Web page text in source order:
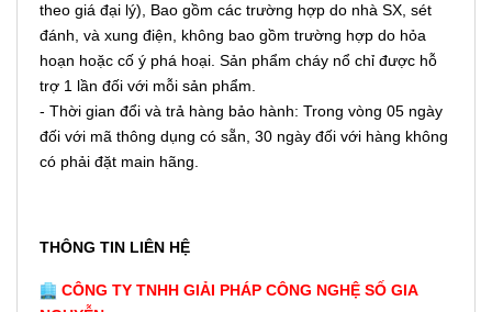
theo giá đại lý), Bao gồm các trường hợp do nhà SX, sét
đánh, và xung điện, không bao gồm trường hợp do hỏa
hoạn hoặc cố ý phá hoại. Sản phẩm cháy nổ chỉ được hỗ
trợ 1 lần đối với mỗi sản phẩm.
- Thời gian đổi và trả hàng bảo hành: Trong vòng 05 ngày
đối với mã thông dụng có sẵn, 30 ngày đối với hàng không
có phải đặt main hãng.
THÔNG TIN LIÊN HỆ
CÔNG TY TNHH GIẢI PHÁP CÔNG NGHỆ SỐ GIA